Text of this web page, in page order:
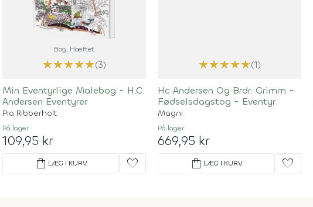
Bog, Hæftet
★★★★★(3)
Min Eventyrlige Malebog - H.C.
Andersen Eventyrer
Pia Ribberholt
På lager
109,95 kr
shopping_bag LÆG I KURV favorite
★★★★★(1)
Hc Andersen Og Brdr. Grimm -
Fødselsdagstog - Eventyr
Magni
På lager
669,95 kr
shopping_bag LÆG I KURV favorite